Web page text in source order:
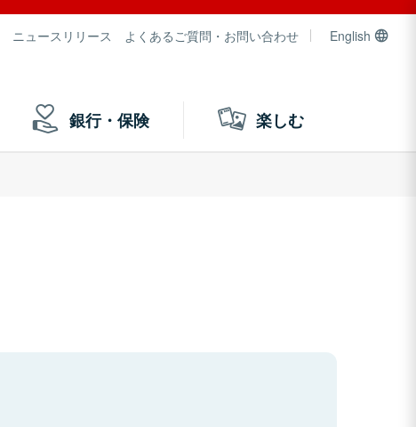
ニュースリリース よくあるご質問・お問い合わせ English
銀行・保険 楽しむ